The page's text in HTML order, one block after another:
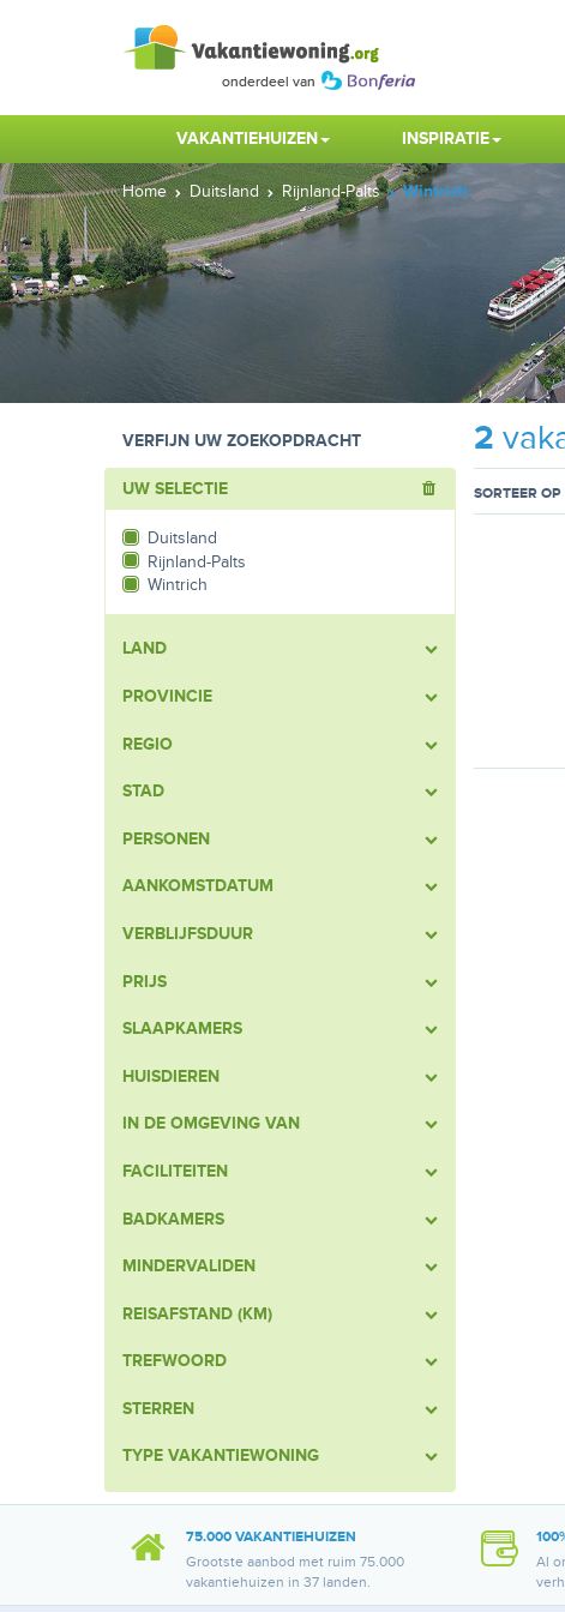
VAKANTIEHUIZEN INSPIRATIE
Home Duitsland Rijnland-Palts Wintrich
VERFIJN UW ZOEKOPDRACHT 2
UW SELECTIE
Duitsland
Rijnland-Palts
Wintrich
LAND
PROVINCIE
REGIO
STAD
PERSONEN
AANKOMSTDATUM
VERBLIJFSDUUR
PRIJS
SLAAPKAMERS
HUISDIEREN
IN DE OMGEVING VAN
FACILITEITEN
BADKAMERS
MINDERVALIDEN
REISAFSTAND (KM)
TREFWOORD
STERREN
TYPE VAKANTIEWONING
SORTEER OP
75.000 VAKANTIEHUIZEN
Grootste aanbod met ruim 75.000
vakantiehuizen in 37 landen.
Al